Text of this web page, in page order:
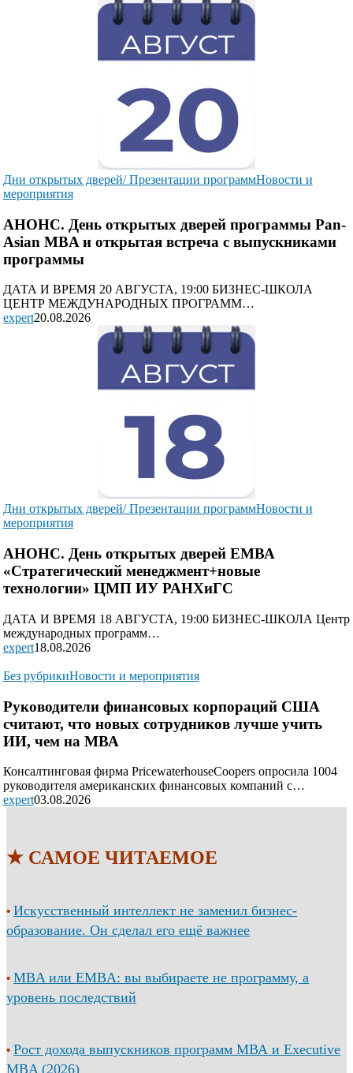
Дни открытых дверей/ Презентации программНовости и
мероприятия
АНОНС. День открытых дверей программы Pan-
Asian MBA и открытая встреча с выпускниками
программы
ДАТА И ВРЕМЯ 20 АВГУСТА, 19:00 БИЗНЕС-ШКОЛА
ЦЕНТР МЕЖДУНАРОДНЫХ ПРОГРАММ…
expert20.08.2026
Дни открытых дверей/ Презентации программНовости и
мероприятия
АНОНС. День открытых дверей ЕМВА
«Стратегический менеджмент+новые
технологии» ЦМП ИУ РАНХиГС
ДАТА И ВРЕМЯ 18 АВГУСТА, 19:00 БИЗНЕС-ШКОЛА Центр
международных программ…
expert18.08.2026
Без рубрикиНовости и мероприятия
Руководители финансовых корпораций США
считают, что новых сотрудников лучше учить
ИИ, чем на МВА
Консалтинговая фирма PricewaterhouseCoopers опросила 1004
руководителя американских финансовых компаний с…
expert03.08.2026
★ САМОЕ ЧИТАЕМОЕ
•Искусственный интеллект не заменил бизнес-
образование. Он сделал его ещё важнее
•MBA или EMBA: вы выбираете не программу, а
уровень последствий
•Рост дохода выпускников программ МВА и Executive
MBA (2026)